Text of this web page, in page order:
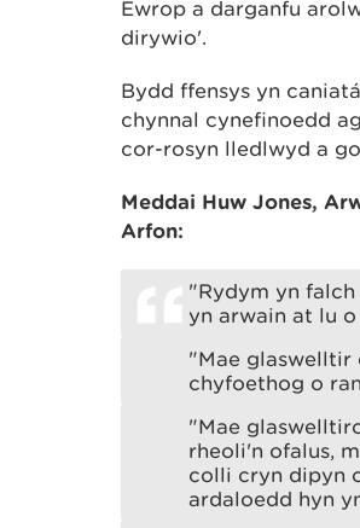
Ewrop a darganfu
dirywio'.
Bydd ffensys yn
chynnal cynefinoedd
cor-rosyn lledlwyd a
Meddai Huw Jones,
Arfon:
"Rydym yn
yn arwain at lu
"Mae glaswelltir
chyfoethog o
"Mae
rheoli'n ofalus,
colli cryn dipyn
ardaloedd hyn